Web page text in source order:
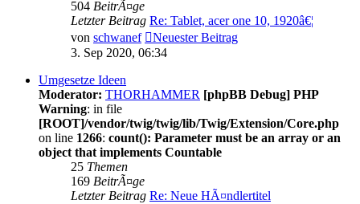
504 BeitrÃ¤ge
Letzter Beitrag Re: Tablet, acer one 10, 1920â€¦
von schwanef
Neuester Beitrag
3. Sep 2020, 06:34
Umgesetze Ideen
Moderator: THORHAMMER [phpBB Debug] PHP
Warning: in file
[ROOT]/vendor/twig/twig/lib/Twig/Extension/Core.php
on line 1266: count(): Parameter must be an array or an
object that implements Countable
25 Themen
169 BeitrÃ¤ge
Letzter Beitrag Re: Neue HÃ¤ndlertitel